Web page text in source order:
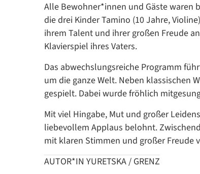
Alle Bewohner*innen und Gäste waren
die drei Kinder Tamino (10 Jahre,
ihrem Talent und ihrer großen Freude
Klavierspiel ihres Vaters.
Das abwechslungsreiche Programm
um die ganze Welt. Neben klassischen
gespielt. Dabei wurde fröhlich
Mit viel Hingabe, Mut und großer
liebevollem Applaus belohnt.
mit klaren Stimmen und großer Freude
AUTOR*IN YURETSKA / GRENZ